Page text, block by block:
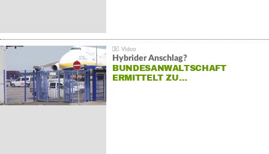
Hybrider Anschlag?
BUNDESANWALTSCHAFT
ERMITTELT ZU…